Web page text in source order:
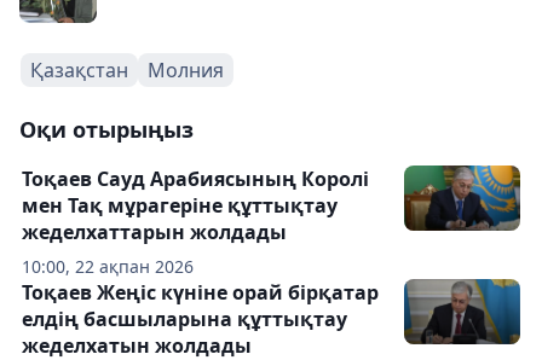
Қазақстан Молния
Оқи отырыңыз
10:00, 22 ақпан 2026
Тоқаев Сауд Арабиясының Королі
мен Тақ мұрагеріне құттықтау
жеделхаттарын жолдады
Тоқаев Жеңіс күніне орай бірқатар
елдің басшыларына құттықтау
жеделхатын жолдады